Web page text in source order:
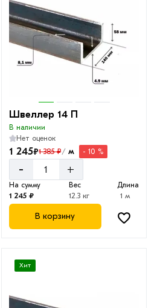
Швеллер 14 П
В наличии
Нет оценок
1 245₽1 385 ₽/ м - 10 %
- +
На сумму
1 245 ₽
Вес
12.3 кг
Длина
1 м
В корзину
Хит